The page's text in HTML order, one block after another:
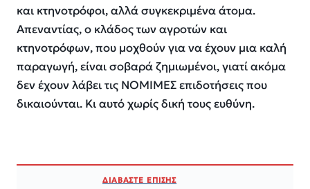
και κτηνοτρόφοι, αλλά συγκεκριμένα άτομα.
Απεναντίας, ο κλάδος των αγροτών και
κτηνοτρόφων, που μοχθούν για να έχουν μια καλή
παραγωγή, είναι σοβαρά ζημιωμένοι, γιατί ακόμα
δεν έχουν λάβει τις ΝΟΜΙΜΕΣ επιδοτήσεις που
δικαιούνται. Κι αυτό χωρίς δική τους ευθύνη.
ΔΙΑΒΑΣΤΕ ΕΠΙΣΗΣ